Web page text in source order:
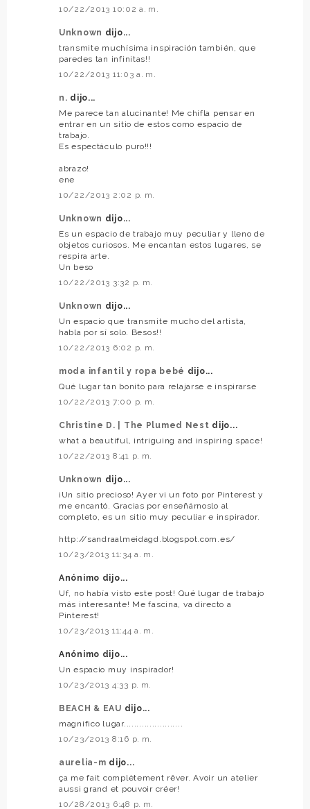
10/22/2013 10:02 a. m.
Unknown dijo...
transmite muchísima inspiración también, que
paredes tan infinitas!!
10/22/2013 11:03 a. m.
n. dijo...
Me parece tan alucinante! Me chifla pensar en
entrar en un sitio de estos como espacio de
trabajo.
Es espectáculo puro!!!
abrazo!
ene
10/22/2013 2:02 p. m.
Unknown dijo...
Es un espacio de trabajo muy peculiar y lleno de
objetos curiosos. Me encantan estos lugares, se
respira arte.
Un beso
10/22/2013 3:32 p. m.
Unknown dijo...
Un espacio que transmite mucho del artista,
habla por sí solo. Besos!!
10/22/2013 6:02 p. m.
moda infantil y ropa bebé dijo...
Qué lugar tan bonito para relajarse e inspirarse
10/22/2013 7:00 p. m.
Christine D. | The Plumed Nest dijo...
what a beautiful, intriguing and inspiring space!
10/22/2013 8:41 p. m.
Unknown dijo...
¡Un sitio precioso! Ayer vi un foto por Pinterest y
me encantó. Gracias por enseñárnoslo al
completo, es un sitio muy peculiar e inspirador.
http://sandraalmeidagd.blogspot.com.es/
10/23/2013 11:34 a. m.
Anónimo dijo...
Uf, no había visto este post! Qué lugar de trabajo
más interesante! Me fascina, va directo a
Pinterest!
10/23/2013 11:44 a. m.
Anónimo dijo...
Un espacio muy inspirador!
10/23/2013 4:33 p. m.
BEACH & EAU dijo...
magnifico lugar.......................
10/23/2013 8:16 p. m.
aurelia-m dijo...
ça me fait complètement rêver. Avoir un atelier
aussi grand et pouvoir créer!
10/28/2013 6:48 p. m.